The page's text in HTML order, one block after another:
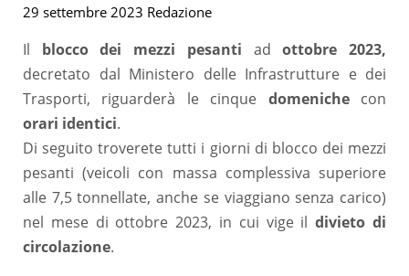
29 settembre 2023 Redazione
Il blocco dei mezzi pesanti adottobre 2023,
decretato dal Ministero delle Infrastrutture e dei
Trasporti, riguarderà le cinque domeniche con
orari identici.
Di seguito troverete tutti i giorni di blocco dei mezzi
pesanti (veicoli con massa complessiva superiore
alle 7,5 tonnellate, anche se viaggiano senza carico)
nel mese di ottobre 2023, in cui vige ildivieto di
circolazione.